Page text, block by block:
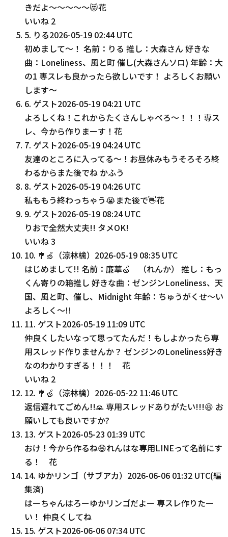
きだよ〜〜〜〜〜😻花
いいね 2
5. りる2026-05-19 02:44 UTC
初めまして〜！ 名前：りる 推し：大森さん 好きな
曲：Loneliness、風と町 催し(大森さんソロ) 年齢：大
の1 専スレも良かったら欲しいです！ よろしくお願い
します〜
6. ゲスト2026-05-19 04:21 UTC
よろしくね！これからたくさんしゃべろ〜！！！専ス
レ、今から作りまーす！花
7. ゲスト2026-05-19 04:24 UTC
友達のところに入ってる〜！お昼休みもうそろそろ終
わるからまた後でね かふう
8. ゲスト2026-05-19 04:26 UTC
私ももう終わっちゃう😭また後で👋花
9. ゲスト2026-05-19 08:24 UTC
りおで全然大丈夫!! タメOK!
いいね3
10. 🎐🍏（涼林檎） 2026-05-19 08:35 UTC
はじめまして!! 名前：廉華🍏 （れんか） 推し：もっ
くん寄りの箱推し 好きな曲：ゼンジンLoneliness、天
国、風と町、催し、Midnight 年齢：ちゅうがくせ〜い
よろしく〜!!
11. ゲスト2026-05-19 11:09 UTC
仲良くしたいなって思ってたんだ！もしよかったら専
用スレッド作りませんか？ ゼンジンのLoneliness好き
なのわかりすぎる！！！ 花
いいね 2
12. 🎐🍏（涼林檎） 2026-05-22 11:46 UTC
返信遅れてごめん!!🙏 専用スレッドありがたい!!!😆 お
願いしても良いですか?
13. ゲスト2026-05-23 01:39 UTC
おけ！今から作るね😆れんはな専用LINEって名前にす
る！ 花
14. ゆかリンゴ（サブアカ） 2026-06-06 01:32 UTC(編
集済)
はーちゃんはろーゆかリンゴだよー 専スレ作りたー
い！ 仲良くしてね
15. ゲスト2026-06-06 07:34 UTC